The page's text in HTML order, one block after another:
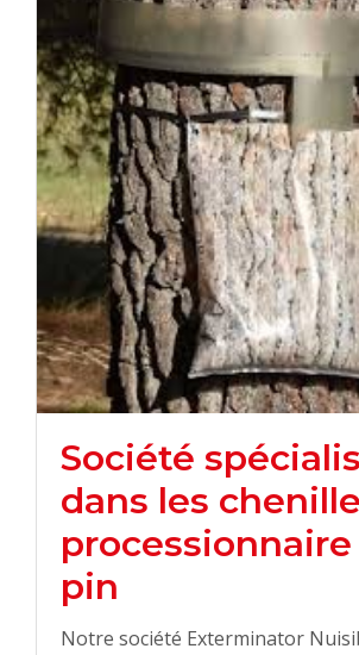
Société
dans les
pin
Notre société Exterminator